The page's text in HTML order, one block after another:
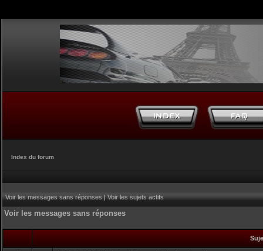
Index du forum
Voir les messages sans réponses|Voir les sujets actifs
Voir les messages sans réponses